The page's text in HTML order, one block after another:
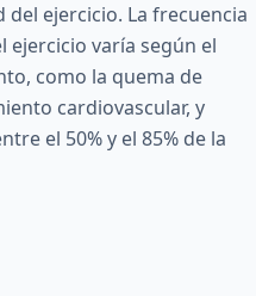
ejercicio. La frecuencia
ejercicio varía según el
como la quema de
cardiovascular, y
el 50% y el 85% de la